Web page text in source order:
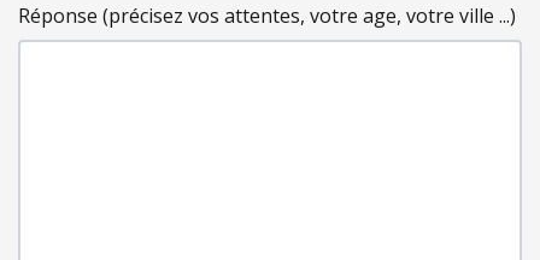
Réponse (précisez vos attentes, votre age, votre ville ...)